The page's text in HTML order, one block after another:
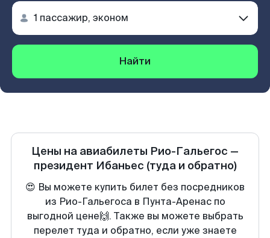
Найти
Цены на авиабилеты Рио-Гальегос —
президент Ибаньес (туда и обратно)
😍 Вы можете купить билет без посредников
из Рио-Гальегоса в Пунта-Аренас по
выгодной цене🙌. Также вы можете выбрать
перелет туда и обратно, если уже знаете